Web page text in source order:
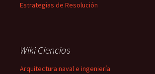
Estrategias de Resolución
Wiki Ciencias
Arquitectura naval e ingeniería